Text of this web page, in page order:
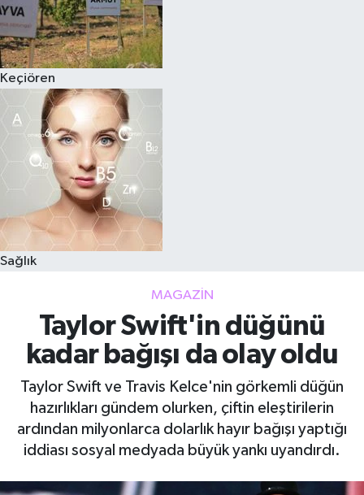
Keçiören
Sağlık
MAGAZIN
Taylor Swift'in düğünü
kadar bağışı da olay oldu
Taylor Swift ve Travis Kelce'nin görkemli düğün
hazırlıkları gündem olurken, çiftin eleştirilerin
ardından milyonlarca dolarlık hayır bağışı yaptığı
iddiası sosyal medyada büyük yankı uyandırdı.